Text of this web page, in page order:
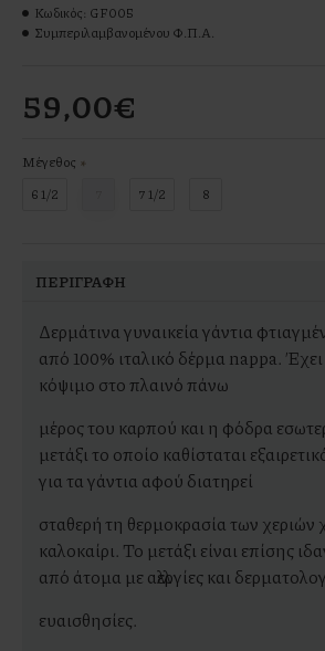
59,00€
Κωδικός: GF005
Συμπεριλαμβανομένου Φ.Π.Α.
Μέγεθος
6 1/2
7 1/2 8
ΠΕΡΙΓΡΑΦΉ
Δερμάτινα γυναικεία γάντια
από 100% ιταλικό δέρμα nappa. Έχει
κόψιμο στο πλαινό πάνω
μέρος του καρπού και η φόδρα
μετάξι το οποίο καθίσταται
για τα γάντια αφού διατηρεί
σταθερή τη θερμοκρασία των χεριών
καλοκαίρι. Το μετάξι είναι επίσης
από άτομα με αλλεργίες και
ευαισθησίες.